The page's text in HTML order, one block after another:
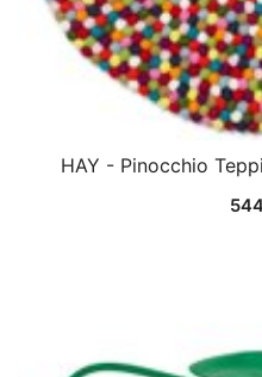
HAY - Pinocchio